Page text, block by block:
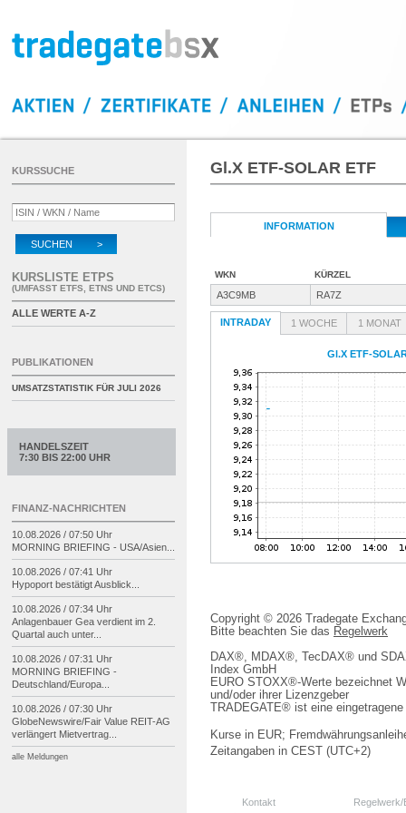
Gl.X ETF-SOLAR ETF
INFORMATION
WKN KÜRZEL
A3C9MB RA7Z
INTRADAY 1 WOCHE 1 MONAT
Gl.X ETF-
Copyright © 2026 Tradegate
Bitte beachten Sie das Regelwerk
DAX®, MDAX®, TecDAX® und
Index GmbH
EURO STOXX®-Werte bezeichnet
und/oder ihrer Lizenzgeber
TRADEGATE® ist eine
Kurse in EUR;
Zeitangaben in CEST (UTC+2)
Kontakt
KURSSUCHE
SUCHEN >
KURSLISTE ETPS
(UMFASST ETFS, ETNS UND ETCS)
ALLE WERTE A-Z
PUBLIKATIONEN
UMSATZSTATISTIK FÜR JULI 2026
HANDELSZEIT
7:30 BIS 22:00 UHR
FINANZ-NACHRICHTEN
10.08.2026 / 07:50 Uhr
MORNING BRIEFING - USA/Asien...
10.08.2026 / 07:41 Uhr
Hypoport bestätigt Ausblick...
10.08.2026 / 07:34 Uhr
Anlagenbauer Gea verdient im 2.
Quartal auch unter...
10.08.2026 / 07:31 Uhr
MORNING BRIEFING -
Deutschland/Europa...
10.08.2026 / 07:30 Uhr
GlobeNewswire/Fair Value REIT-AG
verlängert Mietvertrag...
alle Meldungen